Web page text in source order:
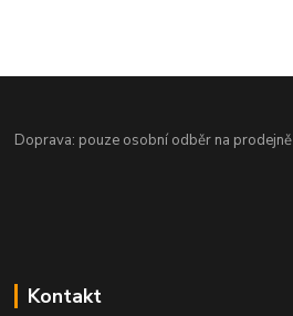
Doprava: pouze osobní odběr na prodejně
Kontakt